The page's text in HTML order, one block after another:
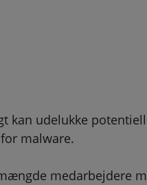
kan udelukke
malware.
medarbejdere